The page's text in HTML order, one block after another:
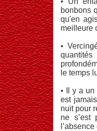
bonbons
qu'en
meilleure
•
le temps
• Il y a un
est
nuit pour
ne s’est